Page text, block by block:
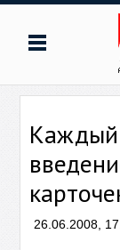
Каждый
26.06.2008,